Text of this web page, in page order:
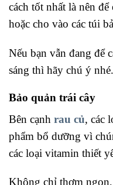
cách tốt nhất là nên
hoặc cho vào các túi
Nếu bạn vẫn đang để
sáng thì hãy chú ý nhé.
Bảo quản trái cây
Bên cạnh rau củ, các
phẩm bổ dưỡng vì
các loại vitamin thiết
Không chỉ thơm